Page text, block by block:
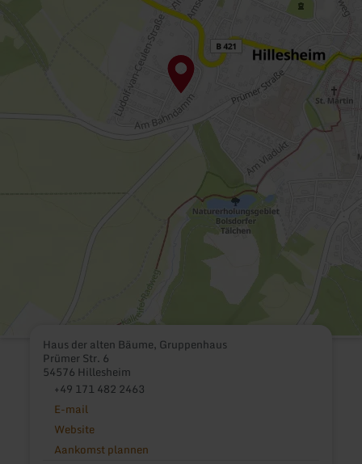
Haus der alten Bäume, Gruppenhaus
Prümer Str. 6
54576 Hillesheim
+49 171 482 2463
E-mail
Website
Aankomst plannen